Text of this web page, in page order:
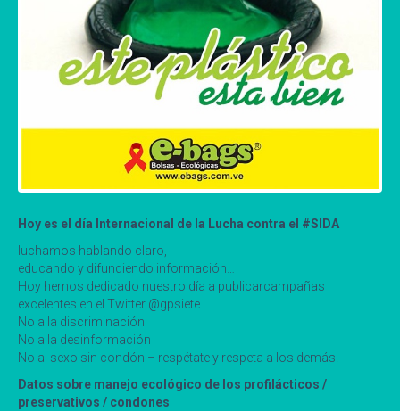
Hoy es el día Internacional de la Lucha contra el #SIDA
luchamos hablando claro,
educando y difundiendo información…
Hoy hemos dedicado nuestro día a publicarcampañas
excelentes en el Twitter @gpsiete
No a la discriminación
No a la desinformación
No al sexo sin condón – respétate y respeta a los demás.
Datos sobre manejo ecológico de los profilácticos /
preservativos / condones